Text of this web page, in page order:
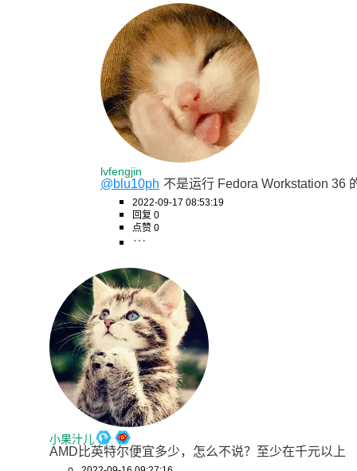
lvfengjin
@blu10ph 不是运行 Fedora Workstation 36
2022-09-17 08:53:19
回复 0
点赞 0
小果汁儿
AMD比英特尔便宜多少，怎么不说？至少在千元以上